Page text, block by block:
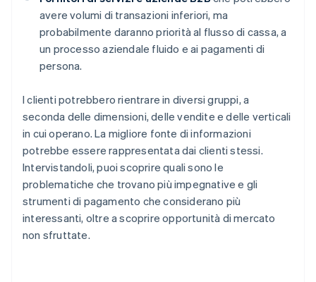
avere volumi di transazioni inferiori, ma
probabilmente daranno priorità al flusso di cassa, a
un processo aziendale fluido e ai pagamenti di
persona.
I clienti potrebbero rientrare in diversi gruppi, a
seconda delle dimensioni, delle vendite e delle verticali
in cui operano. La migliore fonte di informazioni
potrebbe essere rappresentata dai clienti stessi.
Intervistandoli, puoi scoprire quali sono le
problematiche che trovano più impegnative e gli
strumenti di pagamento che considerano più
interessanti, oltre a scoprire opportunità di mercato
non sfruttate.